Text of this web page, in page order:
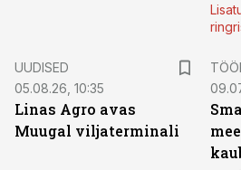
UUDISED
05.08.26, 10:35
Linas Agro avas
Muugal viljaterminali